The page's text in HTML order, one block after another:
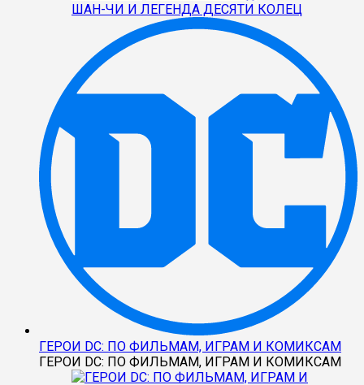
ШАН-ЧИ И ЛЕГЕНДА ДЕСЯТИ КОЛЕЦ
ГЕРОИ DC: ПО ФИЛЬМАМ, ИГРАМ И КОМИКСАМ
ГЕРОИ DC: ПО ФИЛЬМАМ, ИГРАМ И КОМИКСАМ